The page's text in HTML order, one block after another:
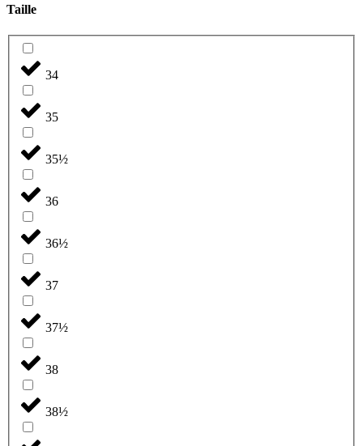
Taille
34
35
35½
36
36½
37
37½
38
38½